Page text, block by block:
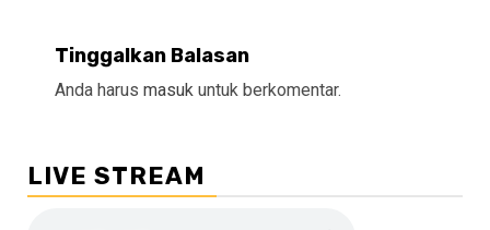
Tinggalkan Balasan
Anda harus masuk untuk berkomentar.
LIVE STREAM